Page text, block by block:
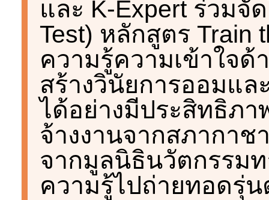
และ K-Expert ร่วมจั
Test) หลักสูตร Train
ความรู้ความเข้าใจด้
สร้างวินัยการออมแล
ได้อย่างมีประสิทธิภ
จ้างงานจากสภากา
จากมูลนิธินวัตกรรม
ความรู้ไปถ่ายทอดรุ่